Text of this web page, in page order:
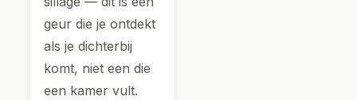
geur die je ontdekt
als je dichterbij
komt, niet een die
een kamer vult.